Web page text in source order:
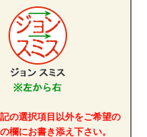
の選択項目以外をご希望の
欄にお書き添え下さい。